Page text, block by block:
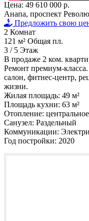
Цена: 49 610 000 р.
Анапа, проспект
Предложить свою
2 Комнат
121 м² Общая пл.
3 / 5 Этаж
В продаже 2 ком.
Ремонт премиум-
салон, фитнес-центр,
жизни.
Жилая площадь: 49 м²
Площадь кухни: 63 м²
Отопление: центральное
Санузел: Раздельный
Коммуникации:
Год постройки: 2020